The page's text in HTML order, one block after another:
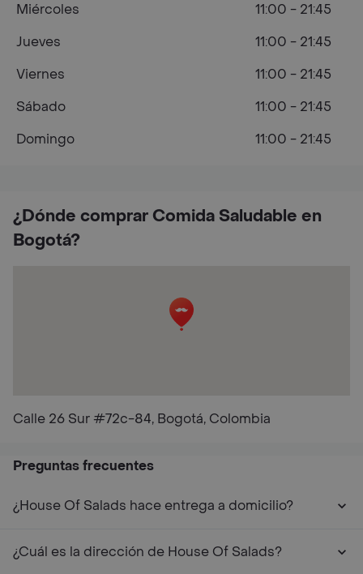
¿Dónde comprar Comida Saludable en
Bogotá?
Calle 26 Sur #72c-84, Bogotá, Colombia
Miércoles
11:00 - 21:45
Jueves
11:00 - 21:45
Viernes
11:00 - 21:45
Sábado
11:00 - 21:45
Domingo
11:00 - 21:45
Preguntas frecuentes
¿House Of Salads hace entrega a domicilio?
¿Cuál es la dirección de House Of Salads?